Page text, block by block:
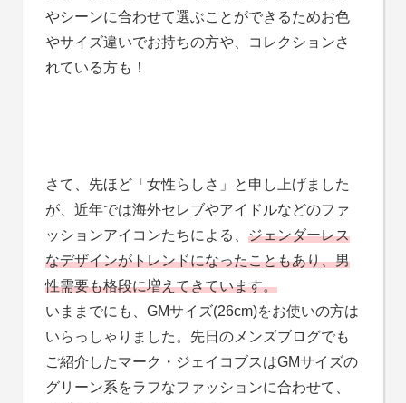
やシーンに合わせて選ぶことができるためお色
やサイズ違いでお持ちの方や、コレクションさ
れている方も！
さて、先ほど「女性らしさ」と申し上げました
が、近年では海外セレブやアイドルなどのファ
ッションアイコンたちによる、 ジェンダーレス
なデザインがトレンドになったこともあり、男
性需要も格段に増えてきています。
いままでにも、GMサイズ(26cm)をお使いの方は
いらっしゃりました。先日のメンズブログでも
ご紹介したマーク・ジェイコブスはGMサイズの
グリーン系をラフなファッションに合わせて、